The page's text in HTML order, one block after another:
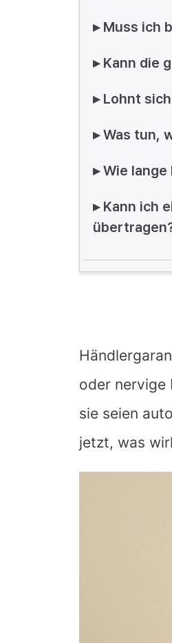
▸ Muss ich
▸ Kann die
▸ Lohnt
▸ Was tun,
▸ Wie
▸ Kann ich
oder nervige
sie seien
jetzt, was